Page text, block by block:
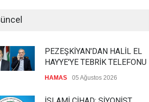
PEZEŞKİYAN'DAN HALİL EL
HAYYE'YE TEBRİK TELEFONU
HAMAS 05 Ağustos 2026